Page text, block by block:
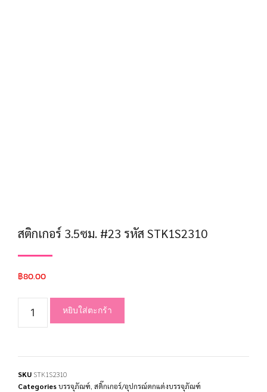
สติกเกอร์ 3.5ซม. #23 รหัส STK1S2310
฿80.00
หยิบใส่ตะกร้า
SKU STK1S2310
Categoriesบรรจุภัณฑ์ สติ๊กเกอร์/อุปกรณ์ตกแต่งบรรจุภัณฑ์